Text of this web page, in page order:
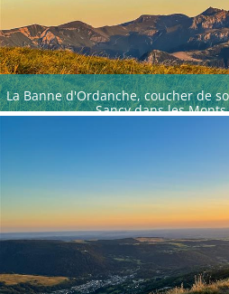
La Banne d'Ordanche, coucher de
Sancy dans les